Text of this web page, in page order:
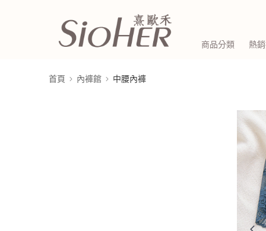
商品分類 熱
首頁 內褲館 中腰內褲